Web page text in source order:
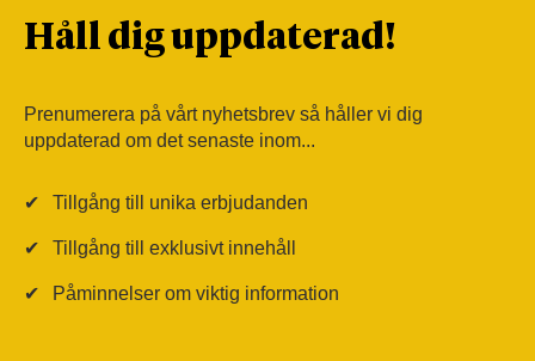
Håll dig uppdaterad!
Prenumerera på vårt nyhetsbrev så håller vi dig
uppdaterad om det senaste inom...
✔ Tillgång till unika erbjudanden
✔ Tillgång till exklusivt innehåll
✔ Påminnelser om viktig information